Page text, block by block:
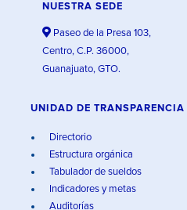
NUESTRA SEDE
Paseo de la Presa 103,
Centro, C.P. 36000,
Guanajuato, GTO.
UNIDAD DE
Directorio
Estructura orgánica
Tabulador de sueldos
Indicadores y metas
Auditorías